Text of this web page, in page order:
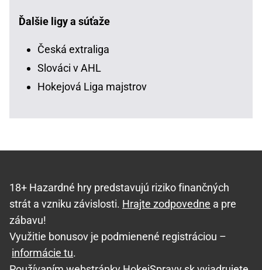
Ďalšie ligy a súťaže
Česká extraliga
Slováci v AHL
Hokejová Liga majstrov
18+ Hazardné hry predstavujú riziko finančných
strát a vzniku závislosti. Hrajte zodpovedne a pre
zábavu!
Využitie bonusov je podmienené registráciou –
informácie tu.